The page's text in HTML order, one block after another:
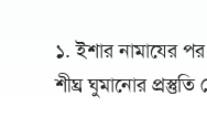
১. ইশার নামাযের
শীঘ্র ঘুমানোর প্রস্তুতি